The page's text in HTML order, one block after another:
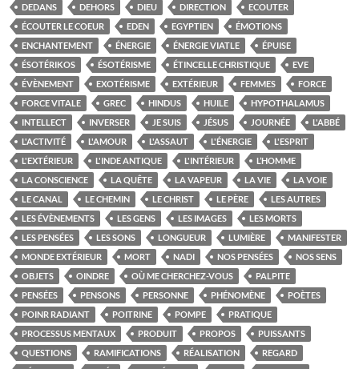
DEDANS
DEHORS DIEU DIRECTION
ECOUTER
ÉCOUTER LE COEUR
EDEN EGYPTIEN
ÉMOTIONS
ENCHANTEMENT
ÉNERGIE ÉNERGIE VIATLE
ÉPUISE
ÉSOTÉRIKOS
ÉSOTÉRISME ÉTINCELLE CHRISTIQUE
EVE
ÉVÈNEMENT
EXOTÉRISME EXTÉRIEUR FEMMES
FORCE
FORCE VITALE
GREC HINDUS HUILE
HYPOTHALAMUS
INTELLECT
INVERSER JE SUIS JÉSUS JOURNÉE
L'ABBÉ
L'ACTIVITÉ
L'AMOUR L'ASSAUT L'ÉNERGIE
L'ESPRIT
L'EXTÉRIEUR
L'INDE ANTIQUE L'INTÉRIEUR
L’HOMME
LA CONSCIENCE
LA QUÊTE LA VAPEUR LA VIE
LA VOIE
LE CANAL
LE CHEMIN LE CHRIST LE PÈRE
LES AUTRES
LES ÉVÈNEMENTS
LES GENS LES IMAGES
LES MORTS
LES PENSÉES
LES SONS LONGUEUR LUMIÈRE
MANIFESTER
MONDE EXTÉRIEUR
MORT NADI NOS PENSÉES
NOS SENS
OBJETS
OINDRE OÙ ME CHERCHEZ-VOUS
PALPITE
PENSÉES
PENSONS PERSONNE PHÉNOMÈNE
POÈTES
POINR RADIANT
POITRINE POMPE
PRATIQUE
PROCESSUS MENTAUX
PRODUIT PROPOS
PUISSANTS
QUESTIONS
RAMIFICATIONS RÉALISATION
REGARD